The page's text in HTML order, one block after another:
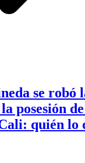
se robó
posesión
quién lo